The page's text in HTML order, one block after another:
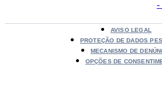
-
AVISO LEGAL
PROTEÇÃO DE DADOS
MECANISMO DE
OPÇÕES DE